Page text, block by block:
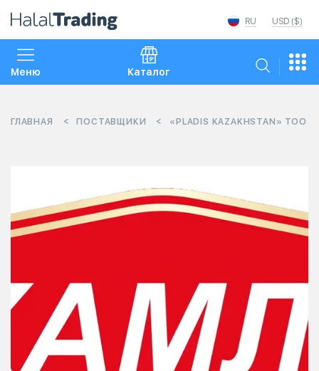
USD ($)
RU
Меню Каталог
ГЛАВНАЯ ПОСТАВЩИКИ «PLADIS KAZAKHSTAN» ТОО